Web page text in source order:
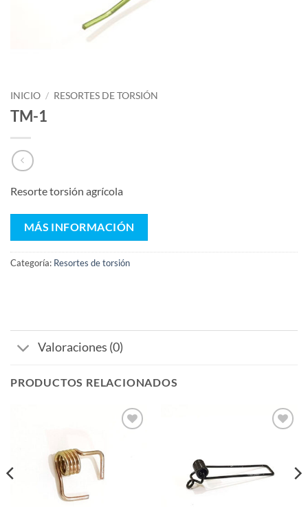
INICIO / RESORTES DE TORSIÓN
TM-1
Resorte torsión agrícola
MÁS INFORMACIÓN
Categoría: Resortes de torsión
Valoraciones (0)
PRODUCTOS RELACIONADOS
deseos